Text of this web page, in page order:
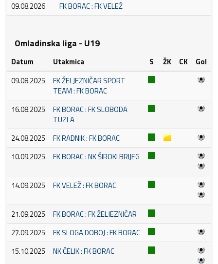
09.08.2026
FK BORAC : FK VELEŽ
Omladinska liga - U19
Datum Utakmica S ŽK CK
Gol
09.08.2025
FK ŽELJEZNIČAR SPORT
TEAM : FK BORAC
16.08.2025
FK BORAC : FK SLOBODA
TUZLA
24.08.2025
FK RADNIK : FK BORAC
10.09.2025
FK BORAC : NK ŠIROKI BRIJEG
14.09.2025 FK VELEŽ : FK BORAC
21.09.2025
FK BORAC : FK ŽELJEZNIČAR
27.09.2025
FK SLOGA DOBOJ : FK BORAC
15.10.2025
NK ČELIK : FK BORAC